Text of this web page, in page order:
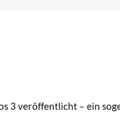
3 veröffentlicht – ein